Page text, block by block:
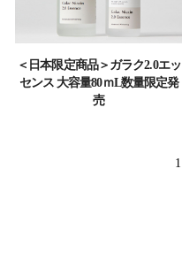
＜日本限定商品＞ガラク2.0エッ
センス 大容量80ｍL数量限定発
売
1